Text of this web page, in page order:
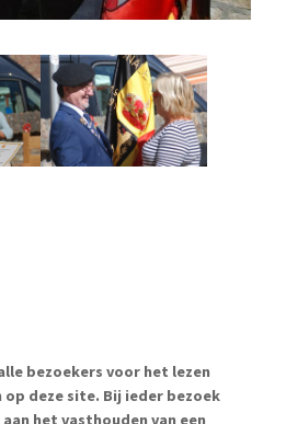
bezoekers voor het lezen
op deze site. Bij ieder bezoek
het vasthouden van een